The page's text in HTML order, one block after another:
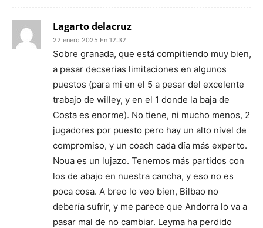
Lagarto delacruz
22 enero 2025 En 12:32
Sobre granada, que está compitiendo muy bien,
a pesar decserias limitaciones en algunos
puestos (para mi en el 5 a pesar del excelente
trabajo de willey, y en el 1 donde la baja de
Costa es enorme). No tiene, ni mucho menos, 2
jugadores por puesto pero hay un alto nivel de
compromiso, y un coach cada día más experto.
Noua es un lujazo. Tenemos más partidos con
los de abajo en nuestra cancha, y eso no es
poca cosa. A breo lo veo bien, Bilbao no
debería sufrir, y me parece que Andorra lo va a
pasar mal de no cambiar. Leyma ha perdido